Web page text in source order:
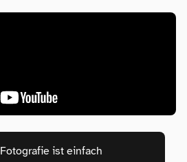
Fotografie ist einfach